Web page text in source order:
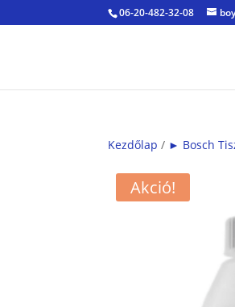
06-20-482-32-08
Kezdőlap / ► Bosch
Akció!